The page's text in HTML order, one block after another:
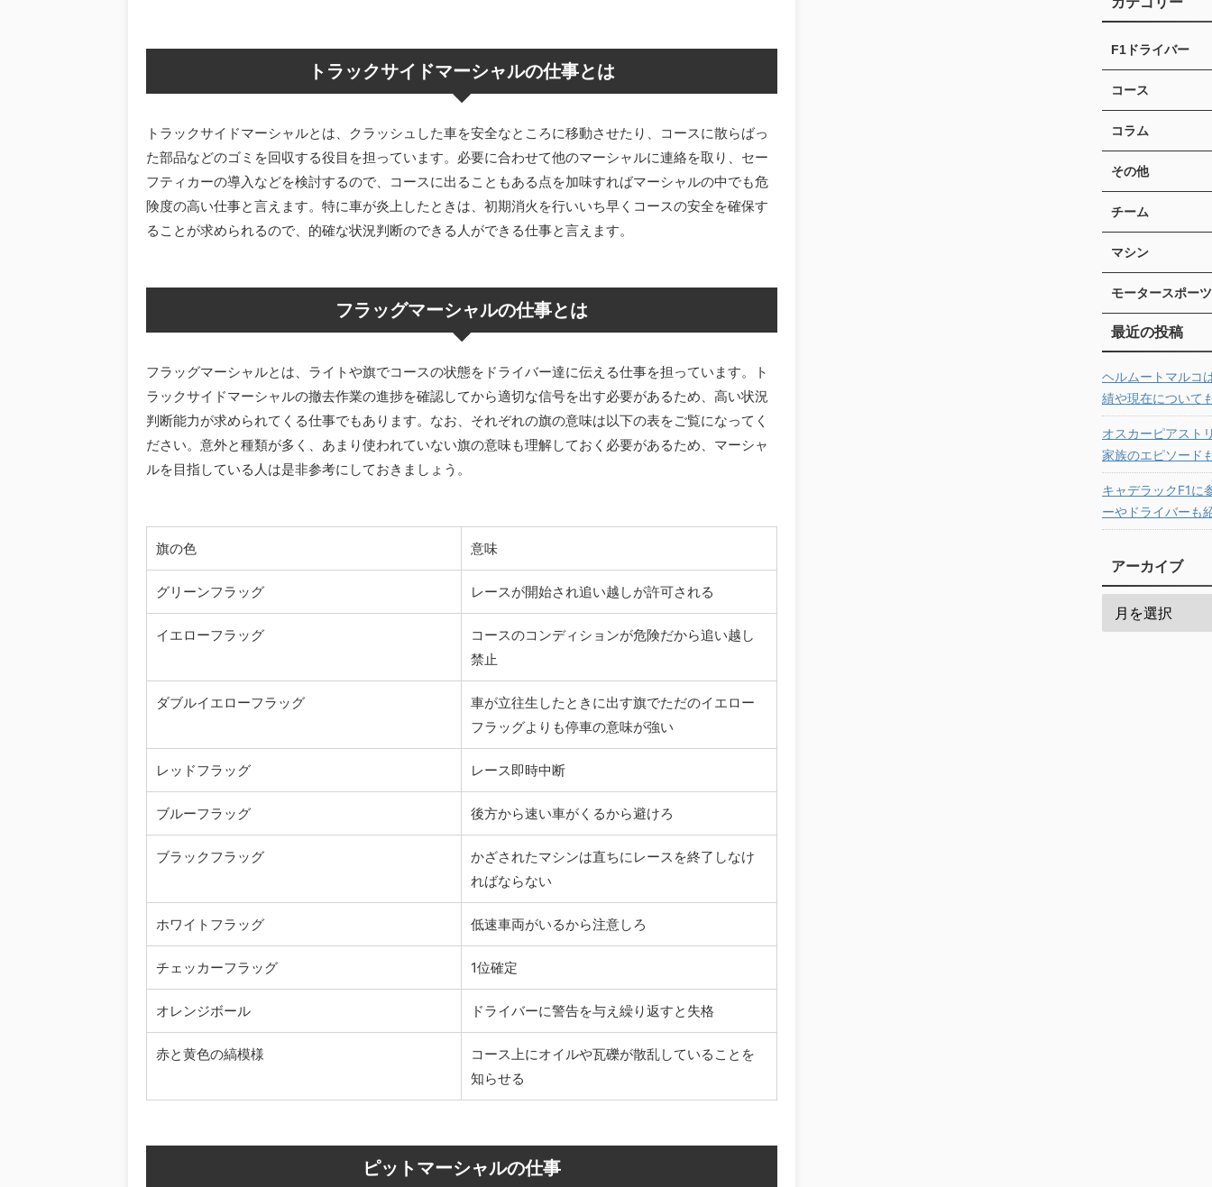
トラックサイドマーシャルの仕事とは
トラックサイドマーシャルとは、クラッシュした車を安全なところに移動させたり、コースに散らばっ
た部品などのゴミを回収する役目を担っています。必要に合わせて他のマーシャルに連絡を取り、セー
フティカーの導入などを検討するので、コースに出ることもある点を加味すればマーシャルの中でも危
険度の高い仕事と言えます。特に車が炎上したときは、初期消火を行いいち早くコースの安全を確保す
ることが求められるので、的確な状況判断のできる人ができる仕事と言えます。
フラッグマーシャルの仕事とは
フラッグマーシャルとは、ライトや旗でコースの状態をドライバー達に伝える仕事を担っています。ト
ラックサイドマーシャルの撤去作業の進捗を確認してから適切な信号を出す必要があるため、高い状況
判断能力が求められてくる仕事でもあります。なお、それぞれの旗の意味は以下の表をご覧になってく
ださい。意外と種類が多く、あまり使われていない旗の意味も理解しておく必要があるため、マーシャ
ルを目指している人は是非参考にしておきましょう。
旗の色 意味
グリーンフラッグ レースが開始され追い越しが許可される
イエローフラッグ
コースのコンディションが危険だから追い越し
禁止
ダブルイエローフラッグ
車が立往生したときに出す旗でただのイエロー
フラッグよりも停車の意味が強い
レッドフラッグ レース即時中断
ブルーフラッグ 後方から速い車がくるから避けろ
ブラックフラッグ
かざされたマシンは直ちにレースを終了しなけ
ればならない
ホワイトフラッグ 低速車両がいるから注意しろ
チェッカーフラッグ 1位確定
オレンジボール ドライバーに警告を与え繰り返すと失格
赤と黄色の縞模様
コース上にオイルや瓦礫が散乱していることを
知らせる
ピットマーシャルの仕事
F1ドライバー
コース
コラム
その他
チーム
マシン
モータースポーツ
最近の投稿
ヘルムートマルコ
績や現在について
オスカーピアスト
家族のエピソード
キャデラックF1に
ーやドライバーも
アーカイブ